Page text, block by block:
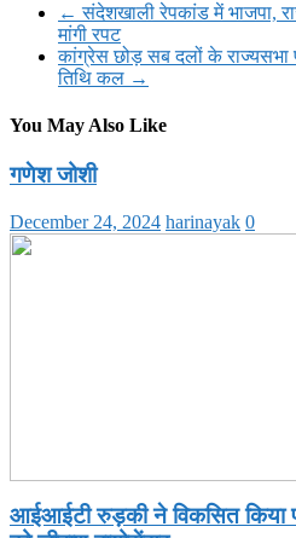
← संदेशखाली रेपकांड में भाजपा,
मांगी रपट
कांग्रेस छोड़ सब दलों के राज्यसभा
तिथि कल →
You May Also Like
गणेश जोशी
December 24, 2024 harinayak 0
आईआईटी रुड़की ने विकसित किया